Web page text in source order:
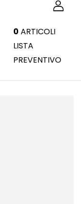
0 ARTICOLI
LISTA
PREVENTIVO